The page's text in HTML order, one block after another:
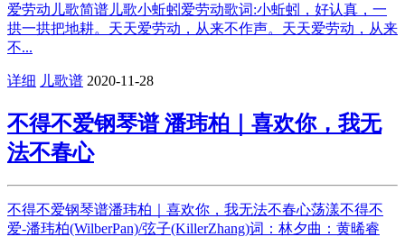
爱劳动儿歌简谱儿歌小蚯蚓爱劳动歌词:小蚯蚓，好认真，一
拱一拱把地耕。天天爱劳动，从来不作声。天天爱劳动，从来
不...
详细 儿歌谱 2020-11-28
不得不爱钢琴谱 潘玮柏｜喜欢你，我无
法不春心
不得不爱钢琴谱潘玮柏｜喜欢你，我无法不春心荡漾不得不
爱-潘玮柏(WilberPan)/弦子(KillerZhang)词：林夕曲：黄晞睿